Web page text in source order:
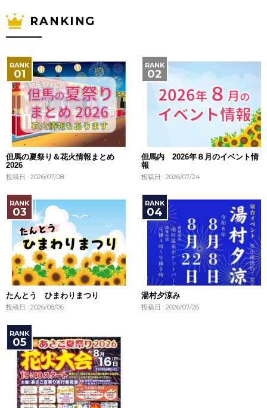
RANKING
但馬の夏祭り＆花火情報まとめ
2026
投稿日 : 2026/07/08
但馬内 2026年８月のイベント情
報
投稿日 : 2026/07/24
たんとう ひまわりまつり
投稿日 : 2026/08/06
湯村夕涼み
投稿日 : 2026/07/26